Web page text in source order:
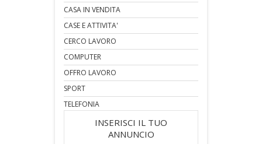
CASA IN VENDITA
CASE E ATTIVITA'
CERCO LAVORO
COMPUTER
OFFRO LAVORO
SPORT
TELEFONIA
INSERISCI IL TUO
ANNUNCIO